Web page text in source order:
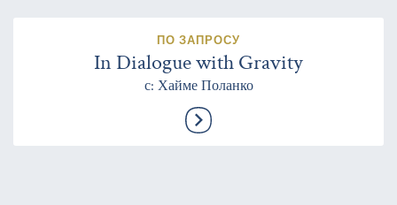
ПО ЗАПРОСУ
In Dialogue with Gravity
с: Хайме Поланко